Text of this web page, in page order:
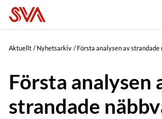
Aktuellt Nyhetsarkiv Första analysen av strandade
Första analysen
strandade